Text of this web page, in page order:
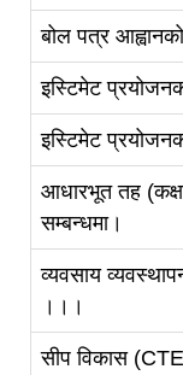
बोल पत्र
इस्टिमेट
इस्टिमेट
आधारभूत तह
सम्बन्धमा।
व्यवसाय
।।।
सीप विकास